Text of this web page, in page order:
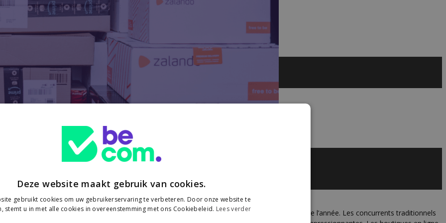
en ligne en un jour – soit 448 transactions par minute – a été la meilleure journée de l’année. Les concurrents traditionnels
Deze website maakt gebruik van cookies.
gebruikt cookies om uw gebruikerservaring te verbeteren. Door onze website te
stemt u in met alle cookies in overeenstemming met ons Cookiebeleid. Lees verder